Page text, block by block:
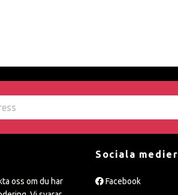
oss om du har
Sociala medier
Facebook